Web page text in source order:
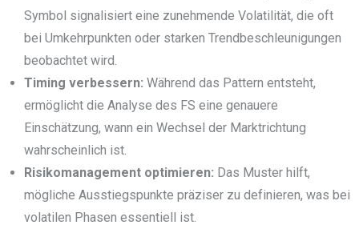
Symbol signalisiert eine zunehmende Volatilität, die oft
bei Umkehrpunkten oder starken Trendbeschleunigungen
beobachtet wird.
Timing verbessern: Während das Pattern entsteht,
ermöglicht die Analyse des FS eine genauere
Einschätzung, wann ein Wechsel der Marktrichtung
wahrscheinlich ist.
Risikomanagement optimieren: Das Muster hilft,
mögliche Ausstiegspunkte präziser zu definieren, was bei
volatilen Phasen essentiell ist.